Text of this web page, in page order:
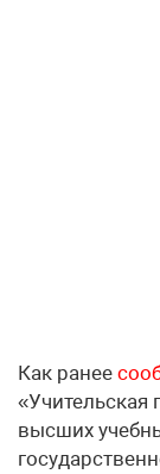
Как ранее
«Учительская
высших